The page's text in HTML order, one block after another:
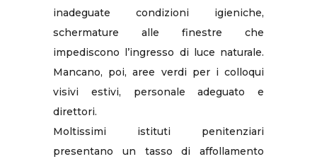
inadeguate condizioni igieniche,
schermature alle finestre che
impediscono l’ingresso di luce naturale.
Mancano, poi, aree verdi per i colloqui
visivi estivi, personale adeguato e
direttori.
Moltissimi istituti penitenziari
presentano un tasso di affollamento